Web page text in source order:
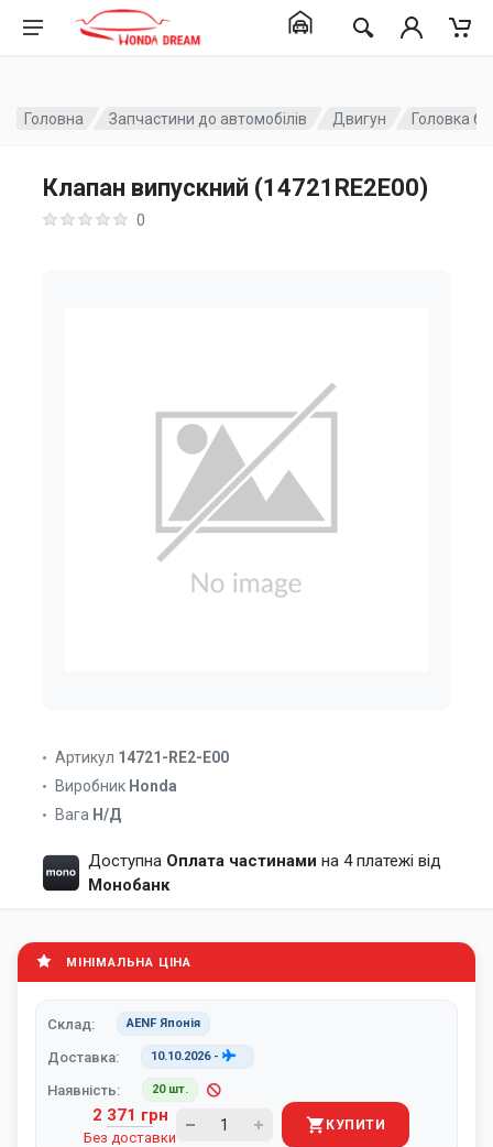
Головна Запчастини до автомобілів Двигун Головка
Клапан випускний (14721RE2E00)
0
Артикул 14721-RE2-E00
Виробник Honda
Вага Н/Д
Доступна Оплата частинами на 4 платежі від
Монобанк
МІНІМАЛЬНА ЦІНА
Склад: AENF Японія
Доставка: 10.10.2026-
Наявність: 20 шт.
2 371 грн
Без доставки
КУПИТИ